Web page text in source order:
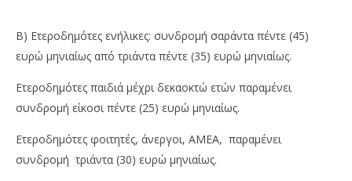
Β) Ετεροδημότες ενήλικες: συνδρομή σαράντα πέντε (45)
ευρώ μηνιαίως από τριάντα πέντε (35) ευρώ μηνιαίως.
Ετεροδημότες παιδιά μέχρι δεκαοκτώ ετών παραμένει
συνδρομή είκοσι πέντε (25) ευρώ μηνιαίως.
Ετεροδημότες φοιτητές, άνεργοι, ΑΜΕΑ, παραμένει
συνδρομή τριάντα (30) ευρώ μηνιαίως.